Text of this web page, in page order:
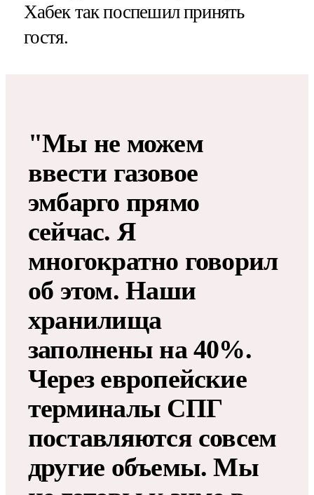
Хабек так поспешил принять
гостя.
"Мы не можем
ввести газовое
эмбарго прямо
сейчас. Я
многократно говорил
об этом. Наши
хранилища
заполнены на 40%.
Через европейские
терминалы СПГ
поставляются совсем
другие объемы. Мы